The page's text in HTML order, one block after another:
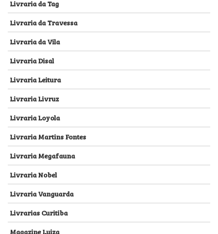
Livraria da Tag
Livraria da Travessa
Livraria da Vila
Livraria Disal
Livraria Leitura
Livraria Livruz
Livraria Loyola
Livraria Martins Fontes
Livraria Megafauna
Livraria Nobel
Livraria Vanguarda
Livrarias Curitiba
Magazine Luiza